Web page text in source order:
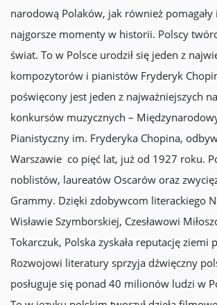
narodową Polaków, jak również
najgorsze momenty w historii. Polscy
świat. To w Polsce urodził się jeden z
kompozytorów i pianistów Fryderyk
poświęcony jest jeden z najważniejszych
konkursów muzycznych –
Pianistyczny im. Fryderyka Chopina,
Warszawie co pięć lat, już od 1927 roku.
noblistów, laureatów Oscarów oraz
Grammy. Dzięki zdobywcom literackiego
Wisławie Szymborskiej, Czesławowi
Tokarczuk, Polska zyskała reputację ziemi
Rozwojowi literatury sprzyja dźwięczny
posługuje się ponad 40 milionów ludzi w